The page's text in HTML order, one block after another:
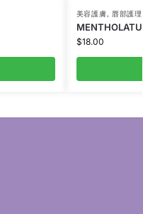
美容護膚, 唇部護理
$18.00